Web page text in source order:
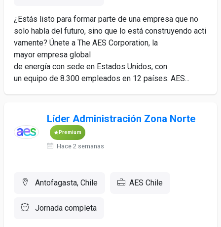
¿Estás listo para formar parte de una empresa que no
solo habla del futuro, sino que lo está construyendo acti
vamente? Únete a The AES Corporation, la
mayor empresa global
de energía con sede en Estados Unidos, con
un equipo de 8.300 empleados en 12 países. AES...
Líder Administración Zona Norte
Premium
Hace 2 semanas
Antofagasta, Chile AES Chile
Jornada completa